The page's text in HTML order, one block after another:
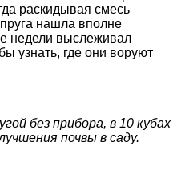
раскидывая смесь
нашла вполне
недели выслеживал
узнать, где они воруют
без прибора, в 10 кубах
почвы в саду.